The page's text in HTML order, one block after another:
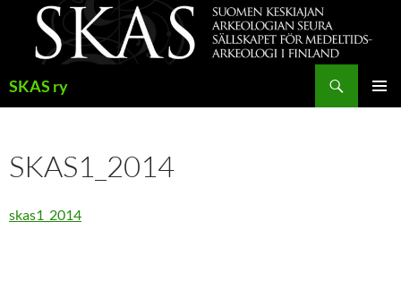
sisältöön
SKAS ry
SKAS1_2014
skas1_2014